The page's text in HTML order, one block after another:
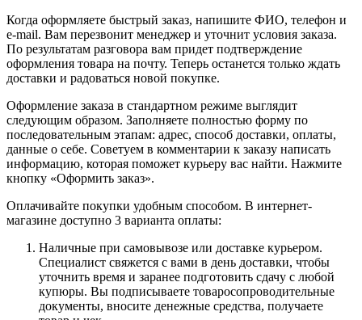
Когда оформляете быстрый заказ, напишите ФИО, телефон и
e-mail. Вам перезвонит менеджер и уточнит условия заказа.
По результатам разговора вам придет подтверждение
оформления товара на почту. Теперь останется только ждать
доставки и радоваться новой покупке.
Оформление заказа в стандартном режиме выглядит
следующим образом. Заполняете полностью форму по
последовательным этапам: адрес, способ доставки, оплаты,
данные о себе. Советуем в комментарии к заказу написать
информацию, которая поможет курьеру вас найти. Нажмите
кнопку «Оформить заказ».
Оплачивайте покупки удобным способом. В интернет-
магазине доступно 3 варианта оплаты:
Наличные при самовывозе или доставке курьером.
Специалист свяжется с вами в день доставки, чтобы
уточнить время и заранее подготовить сдачу с любой
купюры. Вы подписываете товаросопроводительные
документы, вносите денежные средства, получаете